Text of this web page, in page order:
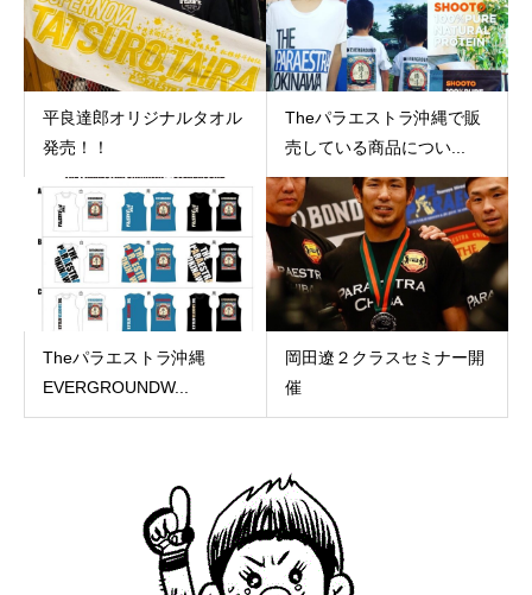
平良達郎オリジナルタオル
発売！！
Theパラエストラ沖縄で販
売している商品につい...
Theパラエストラ沖縄︎
EVERGROUNDW...
岡田遼２クラスセミナー開
催